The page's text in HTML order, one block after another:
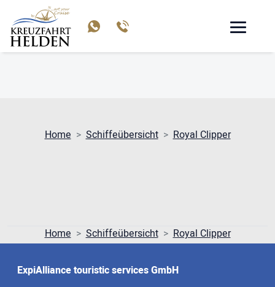
Home Schiffeübersicht Royal Clipper
Home Schiffeübersicht Royal Clipper
ExpiAlliance touristic services GmbH